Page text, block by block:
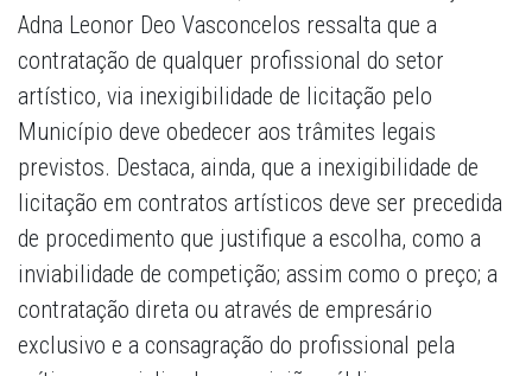
Adna Leonor Deo Vasconcelos ressalta que a
contratação de qualquer profissional do setor
artístico, via inexigibilidade de licitação pelo
Município deve obedecer aos trâmites legais
previstos. Destaca, ainda, que a inexigibilidade de
licitação em contratos artísticos deve ser precedida
de procedimento que justifique a escolha, como a
inviabilidade de competição; assim como o preço; a
contratação direta ou através de empresário
exclusivo e a consagração do profissional pela